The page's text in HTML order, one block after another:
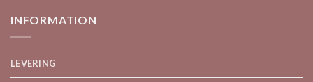
INFORMATION
LEVERING